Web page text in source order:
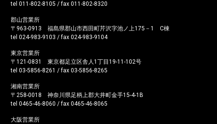
tel 011-802-8105 / fax 011-802-8320
郡山営業所
〒963-0913 福島県郡山市西田町芹沢字池ノ上175－1 C棟
tel 024-983-9103 / fax 024-983-9104
東京営業所
〒121-0831 東京都足立区舎人1丁目19-11-102号
tel 03-5856-8261 / fax 03-5856-8265
湘南営業所
〒258-0018 神奈川県足柄上郡大井町金手15-4-1B
tel 0465-46-8060 / fax 0465-46-8065
大阪営業所